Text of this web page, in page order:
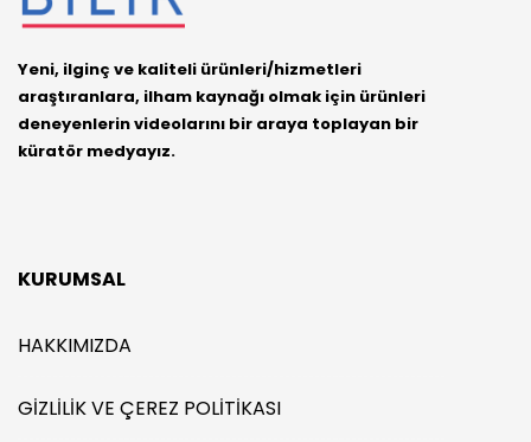
Yeni, ilginç ve kaliteli ürünleri/hizmetleri
araştıranlara, ilham kaynağı olmak için ürünleri
deneyenlerin videolarını bir araya toplayan bir
küratör medyayız.
KURUMSAL
HAKKIMIZDA
GIZLILIK VE ÇEREZ POLITIKASI